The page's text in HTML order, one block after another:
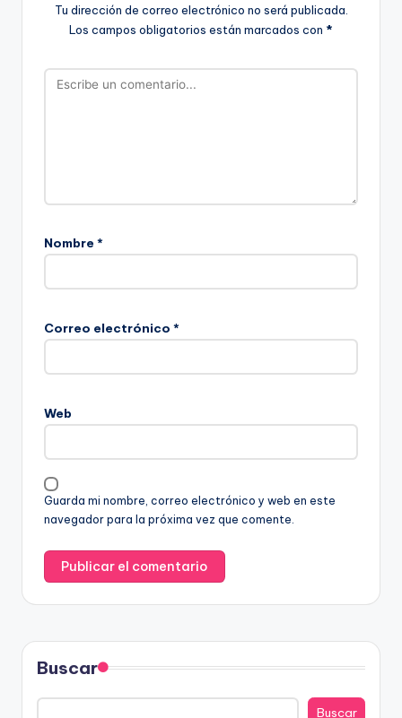
Tu dirección de correo electrónico no será publicada.
Los campos obligatorios están marcados con *
Nombre *
Correo electrónico *
Web
Guarda mi nombre, correo electrónico y web en este
navegador para la próxima vez que comente.
Buscar
Buscar